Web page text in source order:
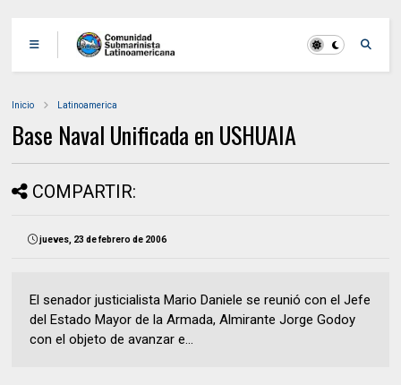
Inicio Latinoamerica
Base Naval Unificada en USHUAIA
COMPARTIR:
jueves, 23 de febrero de 2006
El senador justicialista Mario Daniele se reunió con el Jefe
del Estado Mayor de la Armada, Almirante Jorge Godoy
con el objeto de avanzar e...